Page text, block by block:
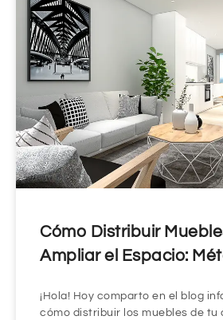
Cómo Distribuir
Ampliar el Espacio:
¡Hola! Hoy comparto en el blog
cómo distribuir los muebles de tu